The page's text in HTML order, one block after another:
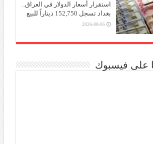
استقرار أسعار الدولار في العراق..
بغداد تسجل 152,750 ديناراً للبيع
2026-08-05
على فيسبوك